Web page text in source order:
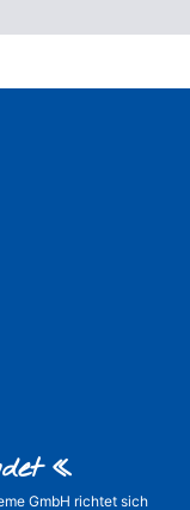
t«
GmbH richtet sich